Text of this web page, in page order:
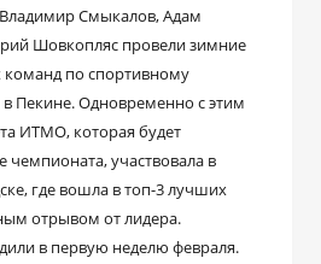
Смыкалов, Адам
Шовкопляс провели зимние
команд по спортивному
Пекине. Одновременно с этим
ИТМО, которая будет
чемпионата, участвовала в
где вошла в топ-3 лучших
отрывом от лидера.
в первую неделю февраля.